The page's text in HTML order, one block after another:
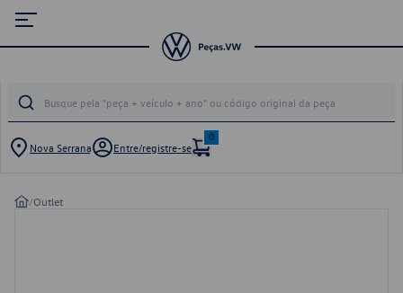
Nova Serrana Entre/registre-se
0
/Outlet